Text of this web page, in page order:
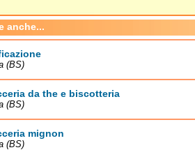
anche...
(BS)
da the e biscotteria
(BS)
mignon
(BS)